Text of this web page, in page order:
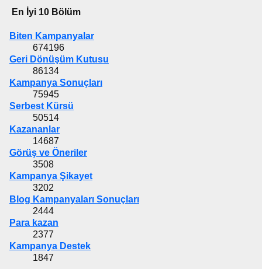
En İyi 10 Bölüm
Biten Kampanyalar
674196
Geri Dönüşüm Kutusu
86134
Kampanya Sonuçları
75945
Serbest Kürsü
50514
Kazananlar
14687
Görüş ve Öneriler
3508
Kampanya Şikayet
3202
Blog Kampanyaları Sonuçları
2444
Para kazan
2377
Kampanya Destek
1847